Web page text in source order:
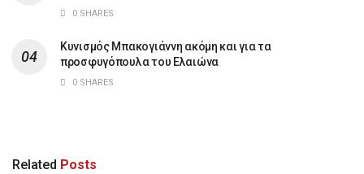
0 SHARES
Κυνισμός Μπακογιάννη ακόμη και για τα
προσφυγόπουλα του Ελαιώνα
0 SHARES
Related Posts